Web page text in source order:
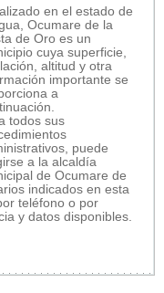
en el estado de
Ocumare de la
de Oro es un
cuya superficie,
altitud y otra
importante se
a
todos sus
puede
a la alcaldía
de Ocumare de
indicados en esta
teléfono o por
y datos disponibles.